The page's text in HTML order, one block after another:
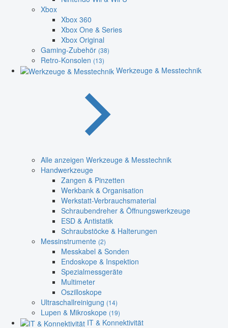
Xbox
Xbox 360
Xbox One & Series
Xbox Original
Gaming-Zubehör (38)
Retro-Konsolen (13)
Werkzeuge & Messtechnik
Alle anzeigen Werkzeuge & Messtechnik
Handwerkzeuge
Zangen & Pinzetten
Werkbank & Organisation
Werkstatt-Verbrauchsmaterial
Schraubendreher & Öffnungswerkzeuge
ESD & Antistatik
Schraubstöcke & Halterungen
Messinstrumente (2)
Messkabel & Sonden
Endoskope & Inspektion
Spezialmessgeräte
Multimeter
Oszilloskope
Ultraschallreinigung (14)
Lupen & Mikroskope (19)
IT & Konnektivität